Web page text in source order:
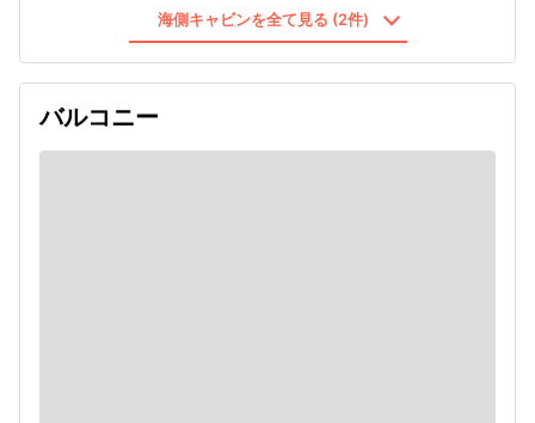
海側キャビンを全て見る (2件)
バルコニー